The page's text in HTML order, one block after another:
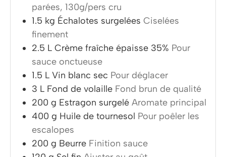
parées, 130g/pers cru
1.5 kg Échalotes surgelées Ciselées
finement
2.5 L Crème fraîche épaisse 35% Pour
sauce onctueuse
1.5 L Vin blanc sec Pour déglacer
3 L Fond de volaille Fond brun de qualité
200 g Estragon surgelé Aromate principal
400 g Huile de tournesol Pour poêler les
escalopes
200 g Beurre Finition sauce